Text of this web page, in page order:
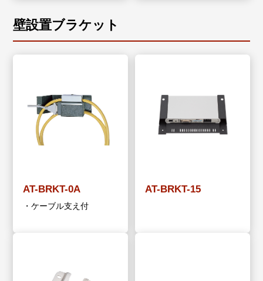
壁設置ブラケット
AT-BRKT-0A
・ケーブル支え付
AT-BRKT-15